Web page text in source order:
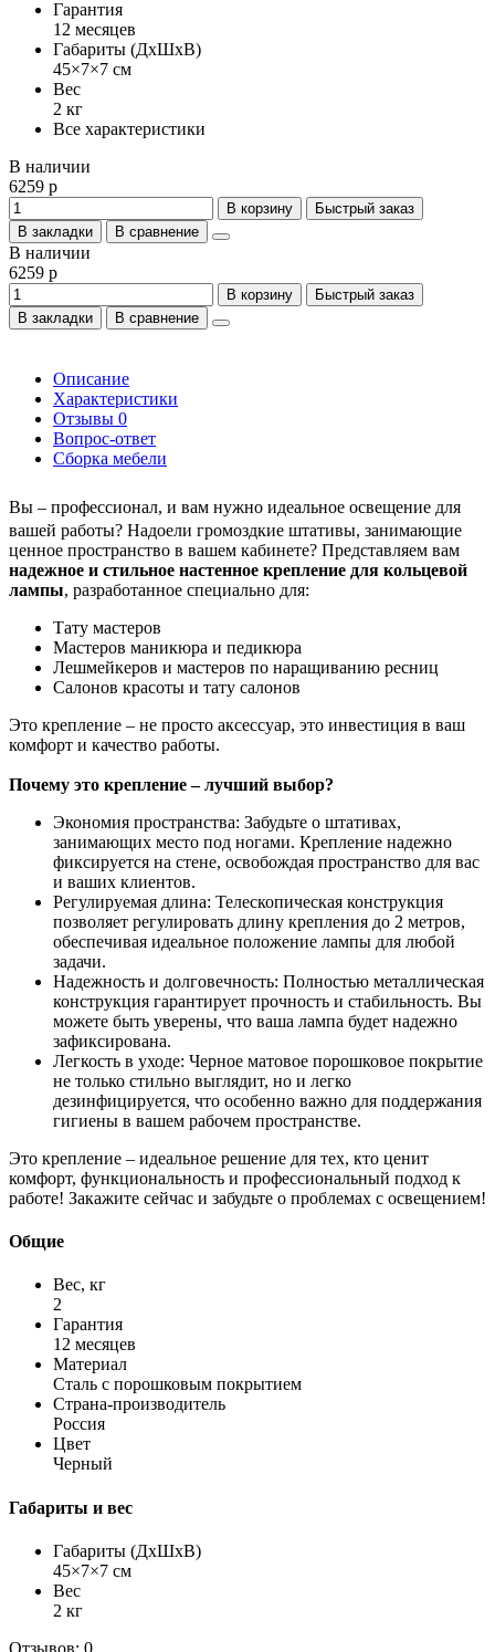
Гарантия
12 месяцев
Габариты (ДхШхВ)
45×7×7 см
Вес
2 кг
Все характеристики
В наличии
6259 р
В корзину
Быстрый заказ
В закладки
В сравнение
В наличии
6259 р
В корзину
Быстрый заказ
В закладки
В сравнение
Описание
Характеристики
Отзывы 0
Вопрос-ответ
Сборка мебели
Вы – профессионал, и вам нужно идеальное освещение для
вашей работы? Надоели громоздкие штативы, занимающие
ценное пространство в вашем кабинете? Представляем вам
надежное и стильное настенное крепление для кольцевой
лампы, разработанное специально для:
Тату мастеров
Мастеров маникюра и педикюра
Лешмейкеров и мастеров по наращиванию ресниц
Салонов красоты и тату салонов
Это крепление – не просто аксессуар, это инвестиция в ваш
комфорт и качество работы.
Почему это крепление – лучший выбор?
Экономия пространства: Забудьте о штативах,
занимающих место под ногами. Крепление надежно
фиксируется на стене, освобождая пространство для вас
и ваших клиентов.
Регулируемая длина: Телескопическая конструкция
позволяет регулировать длину крепления до 2 метров,
обеспечивая идеальное положение лампы для любой
задачи.
Надежность и долговечность: Полностью металлическая
конструкция гарантирует прочность и стабильность. Вы
можете быть уверены, что ваша лампа будет надежно
зафиксирована.
Легкость в уходе: Черное матовое порошковое покрытие
не только стильно выглядит, но и легко
дезинфицируется, что особенно важно для поддержания
гигиены в вашем рабочем пространстве.
Это крепление – идеальное решение для тех, кто ценит
комфорт, функциональность и профессиональный подход к
работе! Закажите сейчас и забудьте о проблемах с освещением!
Общие
Вес, кг
2
Гарантия
12 месяцев
Материал
Сталь с порошковым покрытием
Страна-производитель
Россия
Цвет
Черный
Габариты и вес
Габариты (ДхШхВ)
45×7×7 см
Вес
2 кг
Отзывов: 0